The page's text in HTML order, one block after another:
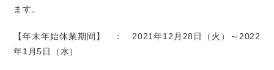
ます。
【年末年始休業期間】 ： 2021年12月28日（火）～2022
年1月5日（水）